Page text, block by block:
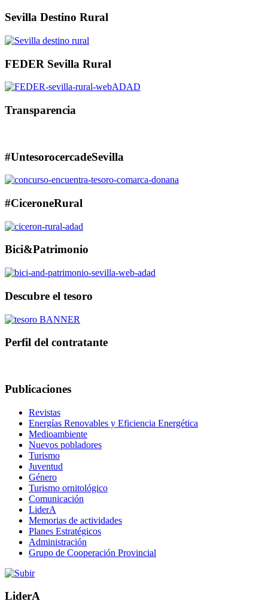
Sevilla Destino Rural
FEDER Sevilla Rural
Transparencia
#UntesorocercadeSevilla
#CiceroneRural
Bici&Patrimonio
Descubre el tesoro
Perfil del contratante
Publicaciones
Revistas
Energías Renovables y Eficiencia Energética
Medioambiente
Nuevos pobladores
Turismo
Juventud
Género
Turismo ornitológico
Comunicación
LiderA
Memorias de actividades
Planes Estratégicos
Administración
Grupo de Cooperación Provincial
LiderA